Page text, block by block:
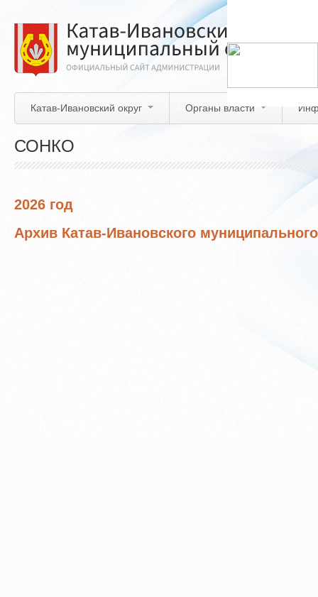
основному
содержанию
Катав-Ивановский округ Органы власти
СОНКО
2026 год
Архив Катав-Ивановского